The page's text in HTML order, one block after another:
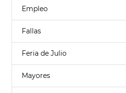
Empleo
Fallas
Feria de Julio
Mayores